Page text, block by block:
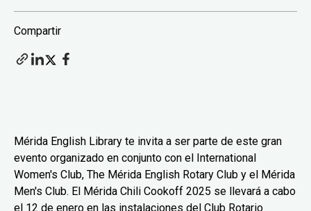
Compartir
Mérida English Library te invita a ser parte de este gran
evento organizado en conjunto con el International
Women's Club, The Mérida English Rotary Club y el Mérida
Men's Club. El Mérida Chili Cookoff 2025 se llevará a cabo
el 12 de enero en las instalaciones del Club Rotario